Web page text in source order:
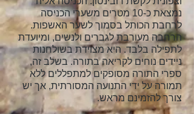
נמצאת כ-10 מטרים משערי הכניסה
לרחבת הכותל בסמוך לשער האשפות.
הרחבה מעורבת לגברים ולנשים, ומיועדת
לתפילה בלבד. היא מצוידת בשולחנות
ניידים נוחים לקריאה בתורה. בשלב זה,
ספרי התורה מסופקים למתפללים ללא
תמורה על ידי התנועה המסורתית, אך יש
צורך להזמינם מראש.